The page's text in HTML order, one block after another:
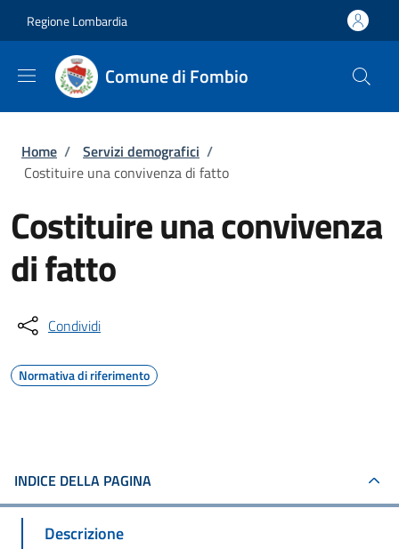
Regione Lombardia
Comune di Fombio
Briciole di pane
Home / Servizi demografici /
Costituire una convivenza di fatto
Costituire una convivenza
di fatto
Condividi
Normativa di riferimento
INDICE DELLA PAGINA
Descrizione